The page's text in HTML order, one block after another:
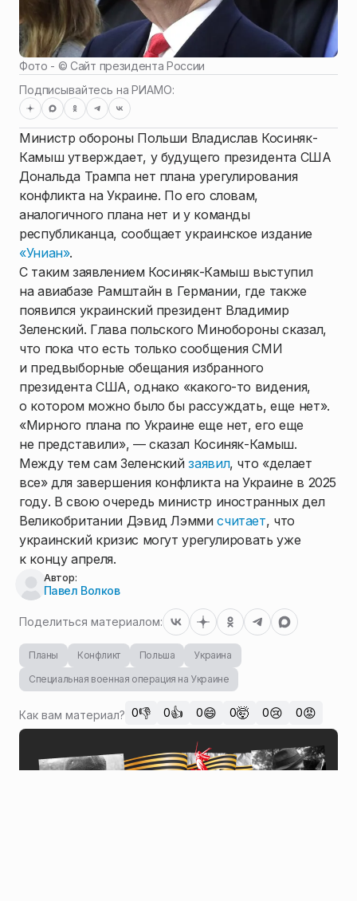
Фото - ©Сайт президента России
Подписывайтесь на РИАМО:
Министр обороны Польши Владислав Косиняк-
Камыш утверждает, у будущего президента США
Дональда Трампа нет плана урегулирования
конфликта на Украине. По его словам,
аналогичного плана нет и у команды
республиканца, сообщает украинское издание
«Униан».
С таким заявлением Косиняк-Камыш выступил
на авиабазе Рамштайн в Германии, где также
появился украинский президент Владимир
Зеленский. Глава польского Минобороны сказал,
что пока что есть только сообщения СМИ
и предвыборные обещания избранного
президента США, однако «какого-то видения,
о котором можно было бы рассуждать, еще нет».
«Мирного плана по Украине еще нет, его еще
не представили», — сказал Косиняк-Камыш.
Между тем сам Зеленскийзаявил, что «делает
все» для завершения конфликта на Украине в 2025
году. В свою очередь министр иностранных дел
Великобритании Дэвид Лэммисчитает, что
украинский кризис могут урегулировать уже
к концу апреля.
Автор:
Павел Волков
Поделиться материалом:
Планы Конфликт Польша
Украина
Специальная военная операция на Украине
Как вам материал? 0👎 0👍 0😄 0🤯 0😢 0😡